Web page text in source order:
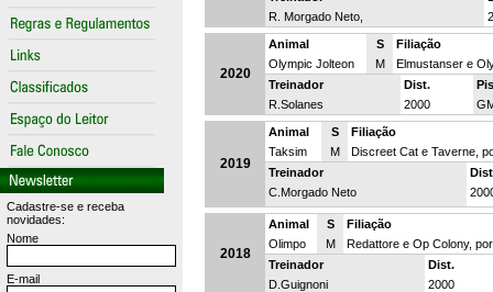
Cadastre-se e receba
novidades:
Nome
E-mail
R. Morgado Neto,
2020
Animal S
Filiação
Olympic Jolteon
M
Elmustanser e
Treinador
Dist.
R.Solanes
2000
2019
Animal S
Filiação
Taksim
M
Discreet Cat e Taverne,
Treinador
C.Morgado Neto
2018
Animal S
Filiação
Olimpo
M
Redattore e Op Colony,
Treinador
Dist.
D.Guignoni
2000